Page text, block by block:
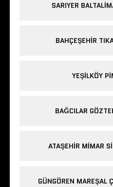
SARIYER
BAHÇEŞEHIR
YEŞILKÖY
BAĞCILAR
ATAŞEHIR MIMAR
GÜNGÖREN MAREŞAL